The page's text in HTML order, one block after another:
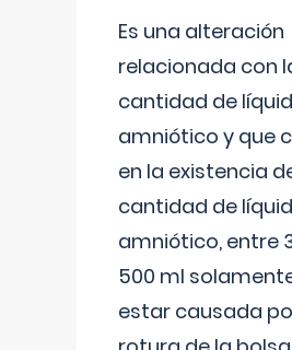
Es una alteración
relacionada con
cantidad de
amniótico y que
en la existencia
cantidad de
amniótico, entre
500 ml
estar causada